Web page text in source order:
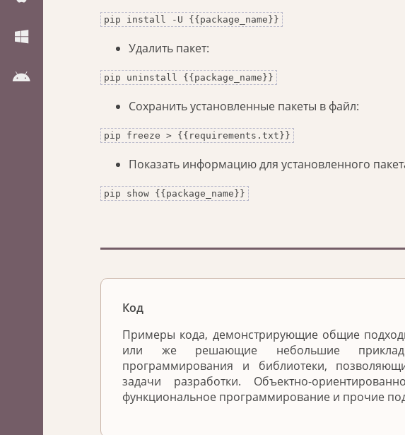
pip install -U {{package_name}}
Удалить пакет:
pip uninstall {{package_name}}
Сохранить установленные пакеты в файл:
pip freeze > {{requirements.txt}}
Показать информацию для установленного
pip show {{package_name}}
Код
Примеры кода, демонстрирующие общие
или же решающие небольшие
программирования и библиотеки,
задачи разработки. Объектно-
функциональное программирование и прочие